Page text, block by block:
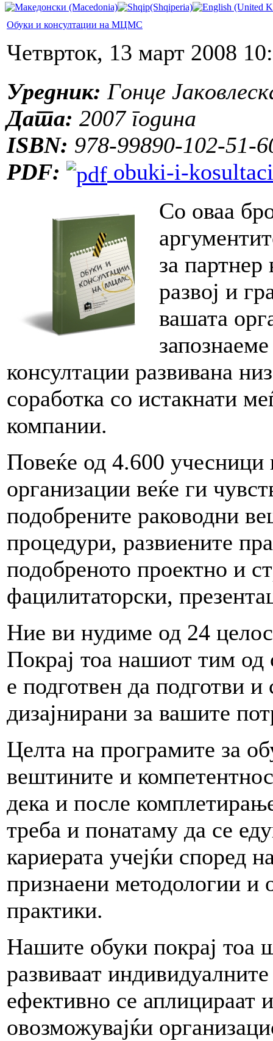
Обуки и консултации на МЦМС
Четврток, 13 март 2008
Уредник: Гонце
Дата: 2007 година
ISBN: 978-99890-102-51-
PDF:
obuki-i-
Со оваа
за
развој и
вашата
консултации развивана
соработка со истакнати
компании.
Повеќе од 4.600
организации веќе ги
подобрените раководни
процедури, развиените
подобреното проектно и
фацилитаторски,
Ние ви нудиме од 24
Покрај тоа нашиот тим од
е подготвен да подготви
дизајнирани за вашите
Целта на програмите за
вештините и
дека и после
треба и понатаму да се
кариерата учејќи според
признаени методологии и
практики.
Нашите обуки покрај тоа
развиваат
ефективно се аплицираат
овозможувајќи